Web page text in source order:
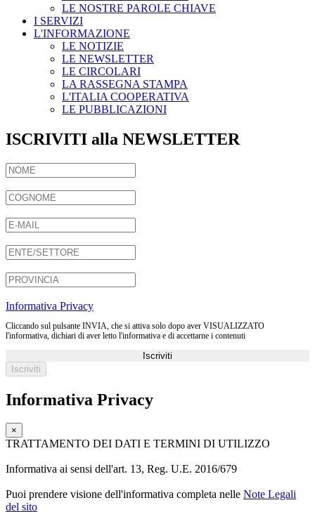
LE NOSTRE PAROLE CHIAVE
I SERVIZI
L'INFORMAZIONE
LE NOTIZIE
LE NEWSLETTER
LE CIRCOLARI
LA RASSEGNA STAMPA
L'ITALIA COOPERATIVA
LE PUBBLICAZIONI
ISCRIVITI alla NEWSLETTER
Informativa Privacy
Cliccando sul pulsante INVIA, che si attiva solo dopo aver VISUALIZZATO
l'informativa, dichiari di aver letto l'informativa e di accettarne i contenuti
Iscriviti
Informativa Privacy
×
TRATTAMENTO DEI DATI E TERMINI DI UTILIZZO
Informativa ai sensi dell'art. 13, Reg. U.E. 2016/679
Puoi prendere visione dell'informativa completa nelle Note Legali
del sito